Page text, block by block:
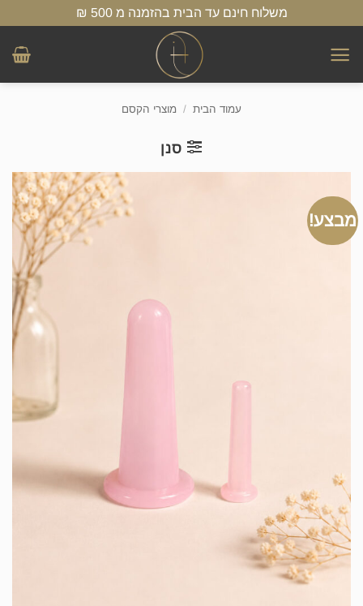
בְּאֲתָר
זֶה
בִּקְלִיק
הַמְּסַיַּעַת
לִנְגִישׁוּת
הָאֲתָר.
content
משלוח חינם עד הבית בהזמנה מ 500 ₪
עמוד הבית / מוצרי הקסם
סנן
מבצע!